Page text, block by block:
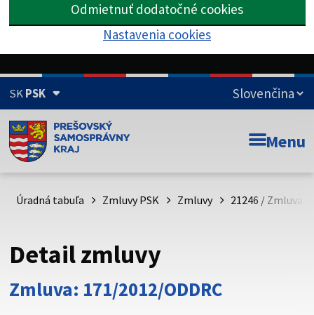
Odmietnuť dodatočné cookies
Nastavenia cookies
SKPSK
Doména psk.sk je oficiálna
Toto je oficiálna webová stránka Prešovského
psk.sk.
Buďte pozorní a vždy sa uistite, že zdieľate informácie iba
cez zabezpečenú webovú stránku. Zabezpečená stránka
vždy začína https:// pred názvom domény webového sídla.
Menu
Úradná tabuľa Zmluvy PSK Zmluvy 21246 / Zmluva
Detail zmluvy
Zmluva: 171/2012/ODDRC